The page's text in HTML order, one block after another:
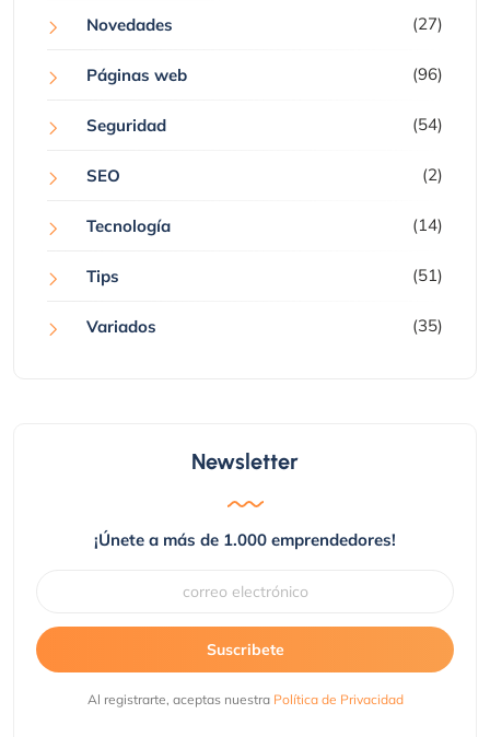
Novedades (27)
Páginas web (96)
Seguridad (54)
SEO (2)
Tecnología (14)
Tips (51)
Variados (35)
Newsletter
¡Únete a más de 1.000 emprendedores!
Suscribete
Al registrarte, aceptas nuestra Política de Privacidad